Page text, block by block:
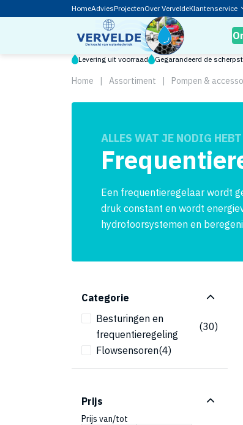
HomeAdviesProjectenOver VerveldeKlantenservice
Levering uit voorraad Gegarandeerd de
Home | Assortiment | Pompen &
ALLES WAT JE NODIG
Een frequentieregelaar wordt
druk constant en wordt
hydrofoorsystemen en
Categorie
Besturingen en
frequentieregeling
(30)
Flowsensoren(4)
Prijs
Prijs van/tot